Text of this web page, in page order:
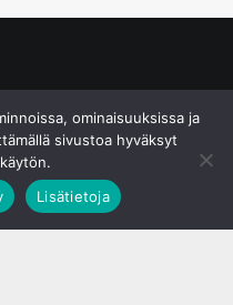
ominaisuuksissa ja
sivustoa hyväksyt
Lisätietoja